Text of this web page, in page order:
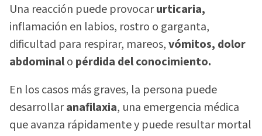
Una reacción puede provocarurticaria,
inflamación en labios, rostro o garganta,
dificultad para respirar, mareos,vómitos, dolor
abdominalo pérdida del conocimiento.
En los casos más graves, la persona puede
desarrollaranafilaxia, una emergencia médica
que avanza rápidamente y puede resultar mortal